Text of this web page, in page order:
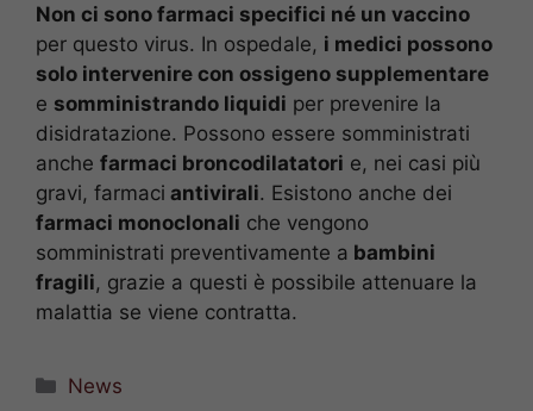
Non ci sono farmaci specifici né un vaccino
per questo virus. In ospedale, i medici possono
solo intervenire con ossigeno supplementare
e somministrando liquidi per prevenire la
disidratazione. Possono essere somministrati
anche farmaci broncodilatatori e, nei casi più
gravi, farmaci antivirali. Esistono anche dei
farmaci monoclonali che vengono
somministrati preventivamente a bambini
fragili, grazie a questi è possibile attenuare la
malattia se viene contratta.
Categorie
News